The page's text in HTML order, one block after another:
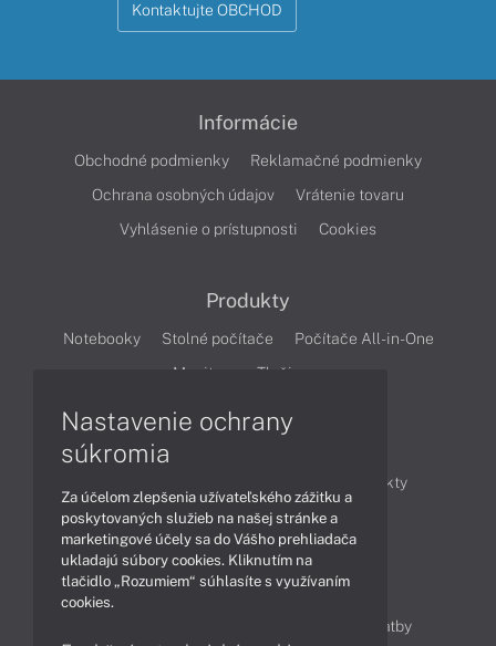
Kontaktujte OBCHOD
Informácie
Obchodné podmienky
Reklamačné podmienky
Ochrana osobných údajov
Vrátenie tovaru
Vyhlásenie o prístupnosti
Cookies
Produkty
Notebooky Stolné počítače
Počítače All-in-One
Monitory
Tlačiarne
Produkty
Technológie
Videá
Obsah
Možnosti doručenia a platby
Nastavenie ochrany
súkromia
Za účelom zlepšenia užívateľského zážitku a
poskytovaných služieb na našej stránke a
marketingové účely sa do Vášho prehliadača
ukladajú súbory cookies. Kliknutím na
tlačidlo „Rozumiem“ súhlasíte s využívaním
cookies.